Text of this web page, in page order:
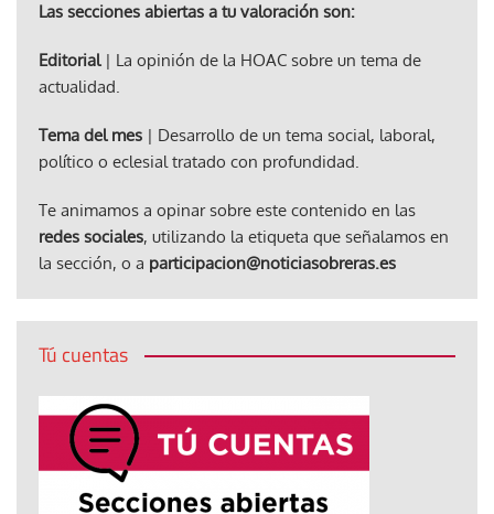
Las secciones abiertas a tu valoración son:
Editorial| La opinión de la HOAC sobre un tema de
actualidad.
Tema del mes | Desarrollo de un tema social, laboral,
político o eclesial tratado con profundidad.
Te animamos a opinar sobre este contenido en las
redes sociales, utilizando la etiqueta que señalamos en
la sección, o a participacion@noticiasobreras.es
Tú cuentas